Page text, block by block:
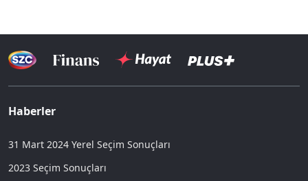
Haberler
31 Mart 2024 Yerel Seçim Sonuçları
2023 Seçim Sonuçları